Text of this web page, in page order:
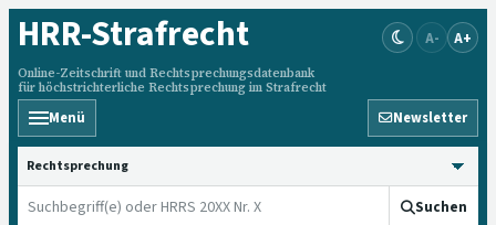
HRR-Strafrecht
Online-Zeitschrift und Rechtsprechungsdatenbank
für höchstrichterliche Rechtsprechung im Strafrecht
A- A+
Menü Newsletter
HRRS durchsuchen
Suchen